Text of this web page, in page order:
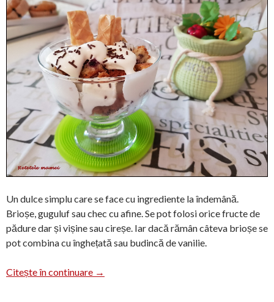
Un dulce simplu care se face cu ingrediente la îndemână.
Brioșe, guguluf sau chec cu afine. Se pot folosi orice fructe de
pădure dar și vișine sau cireșe. Iar dacă rămân câteva brioșe se
pot combina cu înghețată sau budincă de vanilie.
Citește în continuare Brioșe și mini-chec cu afine
→